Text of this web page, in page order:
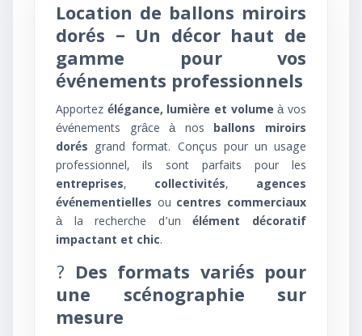
Location de ballons miroirs
dorés – Un décor haut de
gamme pour vos
événements professionnels
Apportez élégance, lumière et volume à vos
événements grâce à nos ballons miroirs
dorés grand format. Conçus pour un usage
professionnel, ils sont parfaits pour les
entreprises, collectivités, agences
événementielles ou centres commerciaux
à la recherche d’unélément décoratif
impactant et chic.
? Des formats variés pour
une scénographie sur
mesure